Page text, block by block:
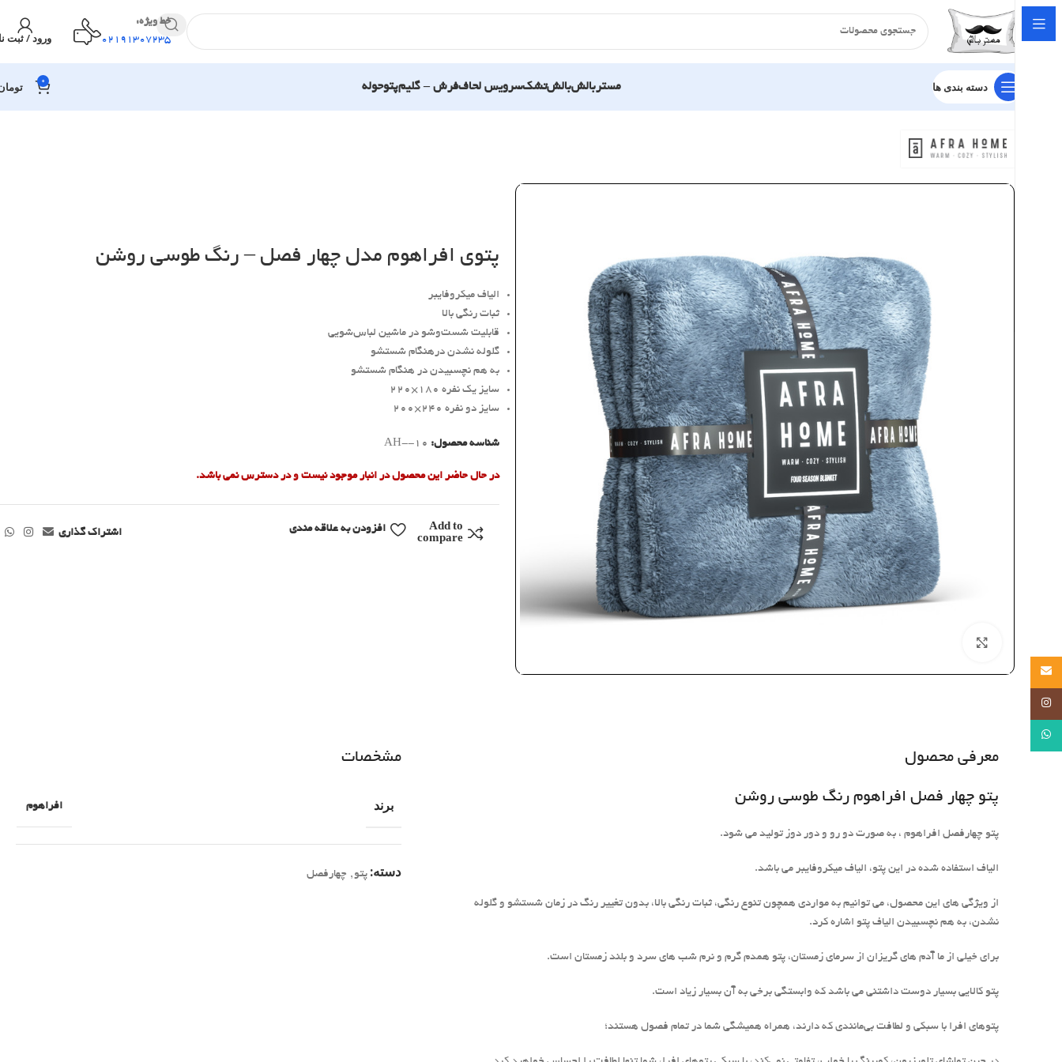
خط ویژه:
02191307235
ورود / ثبت
دسته بندی ها مستربالشبالشتشکسرویس لحاففرش – گلیمپتوحوله 0
خانه پتو چهارفصل
پتوی افراهوم مدل چهار فصل – رنگ طوسی روشن
الیاف میکروفایبر
ثبات رنگی بالا
قابلیت شست‌وشو در ماشین لباس‌شویی
گلوله نشدن درهنگام شستشو
به هم نچسبیدن در هنگام شستشو
سایز یک نفره 180×220
سایز دو نفره 240×200
شناسه محصول: AH--10
در حال حاضر این محصول در انبار موجود نیست و در دسترس نمی باشد.
Add to
compare
افزودن به علاقه مندی اشتراک گذاری
معرفی محصول
پتو چهار فصل افراهوم رنگ طوسی روشن
پتو چهارفصل افراهوم ، به صورت دو رو و دور دوز تولید می شود.
الیاف استفاده شده در این پتو، الیاف میکروفایبر می باشد.
از ویژگی های این محصول، می توانیم به مواردی همچون تنوع رنگی، ثبات رنگی بالا، بدون تغییر رنگ در زمان شستشو و گلوله
نشدن، به هم نچسبیدن الیاف پتو اشاره کرد.
برای خیلی از ما آدم های گریزان از سرمای زمستان، پتو همدم گرم و نرم شب های سرد و بلند زمستان است.
پتو کالایی بسیار دوست داشتنی می باشد که وابستگی برخی به آن بسیار زیاد است.
پتوهای افرا با سبکی و لطافت بی‌مانندی که دارند، همراه همیشگی شما در تمام فصول هستند؛
مشخصات
برند افراهوم
دسته: پتو, چهارفصل
Email